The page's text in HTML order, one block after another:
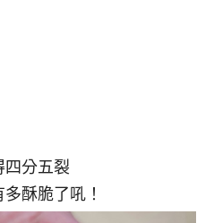
四分五裂
酥脆了吼！